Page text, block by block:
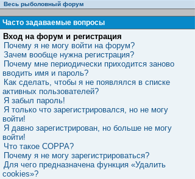
Весь рыболовный форум
Часто задаваемые вопросы
Вход на форум и регистрация
Почему я не могу войти на форум?
Зачем вообще нужна регистрация?
Почему мне периодически приходится заново
вводить имя и пароль?
Как сделать, чтобы я не появлялся в списке
активных пользователей?
Я забыл пароль!
Я только что зарегистрировался, но не могу
войти!
Я давно зарегистрирован, но больше не могу
войти!
Что такое COPPA?
Почему я не могу зарегистрироваться?
Для чего предназначена функция «Удалить
cookies»?